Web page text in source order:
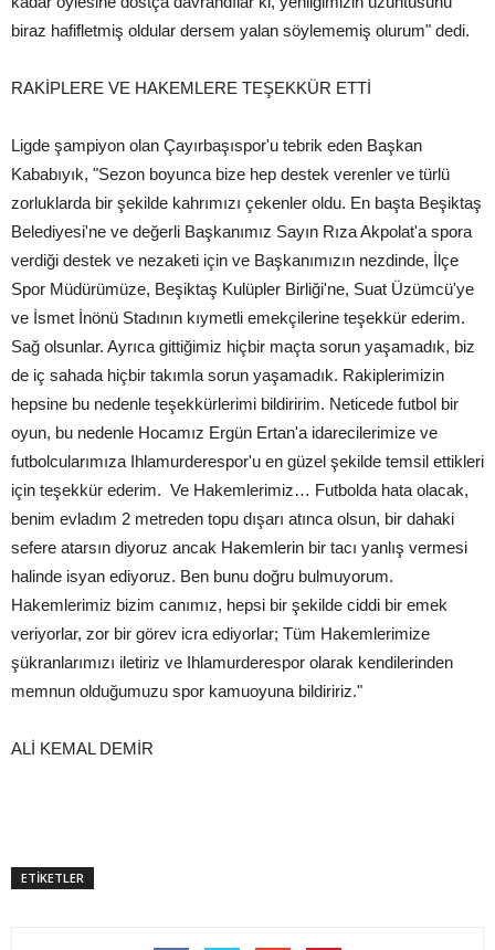
biraz hafifletmiş oldular dersem yalan söylememiş olurum" dedi.
RAKİPLERE VE HAKEMLERE TEŞEKKÜR ETTİ
Ligde şampiyon olan Çayırbaşıspor'u tebrik eden Başkan
Kababıyık, "Sezon boyunca bize hep destek verenler ve türlü
zorluklarda bir şekilde kahrımızı çekenler oldu. En başta Beşiktaş
Belediyesi'ne ve değerli Başkanımız Sayın Rıza Akpolat'a spora
verdiği destek ve nezaketi için ve Başkanımızın nezdinde, İlçe
Spor Müdürümüze, Beşiktaş Kulüpler Birliği'ne, Suat Üzümcü'ye
ve İsmet İnönü Stadının kıymetli emekçilerine teşekkür ederim.
Sağ olsunlar. Ayrıca gittiğimiz hiçbir maçta sorun yaşamadık, biz
de iç sahada hiçbir takımla sorun yaşamadık. Rakiplerimizin
hepsine bu nedenle teşekkürlerimi bildiririm. Neticede futbol bir
oyun, bu nedenle Hocamız Ergün Ertan'a idarecilerimize ve
futbolcularımıza Ihlamurderespor'u en güzel şekilde temsil ettikleri
için teşekkür ederim. Ve Hakemlerimiz… Futbolda hata olacak,
benim evladım 2 metreden topu dışarı atınca olsun, bir dahaki
sefere atarsın diyoruz ancak Hakemlerin bir tacı yanlış vermesi
halinde isyan ediyoruz. Ben bunu doğru bulmuyorum.
Hakemlerimiz bizim canımız, hepsi bir şekilde ciddi bir emek
veriyorlar, zor bir görev icra ediyorlar; Tüm Hakemlerimize
şükranlarımızı iletiriz ve Ihlamurderespor olarak kendilerinden
memnun olduğumuzu spor kamuoyuna bildiririz."
ALİ KEMAL DEMİR
ETİKETLER